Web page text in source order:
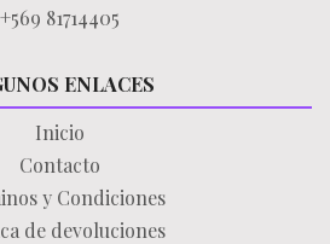
+569 81714405
ENLACES
Inicio
Contacto
y Condiciones
de devoluciones